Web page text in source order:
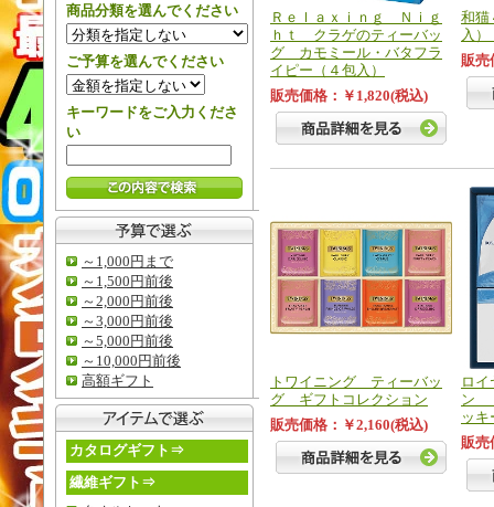
商品分類を選んでください
ご予算を選んでください
キーワードをご入力くださ
い
～1,000円まで
～1,500円前後
～2,000円前後
～3,000円前後
～5,000円前後
～10,000円前後
高額ギフト
カタログギフト⇒
繊維ギフト⇒
Ｒｅｌａｘｉｎｇ Ｎｉｇ
ｈｔ クラゲのティーバッ
グ カモミール・バタフラ
イピー（４包入）
販売価格：￥1,820(税込)
和猫
入
販売
トワイニング ティーバッ
グ ギフトコレクション
販売価格：￥2,160(税込)
ロ
ン
ッキ
販売